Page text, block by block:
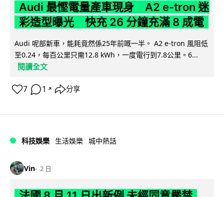
Audi 最慳電量產車現身 A2 e-tron 迷
彩造型曝光 快充 26 分鐘充滿 8 成電
Audi 呢部新車，能耗竟然係25年前嘅一半。 A2 e-tron 風阻低
至0.24，每百公里只需12.8 kWh，一度電行到7.8公里。6...
閱讀全文
7 1 ↗ 分享
科技娛樂 生活娛樂 城中熱話
Vin 2 日